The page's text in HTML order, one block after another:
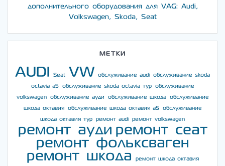
дополнительного оборудования для VAG: Audi,
Volkswagen, Skoda, Seat
МЕТКИ
AUDI Seat VW обслуживание audi
обслуживание skoda
octavia a5
обслуживание skoda octavia тур
обслуживание
volkswagen
обслуживание ауди обслуживание шкода
обслуживание
шкода октавия
обслуживание шкода октавия а5
обслуживание
шкода октавия тур
ремонт audi ремонт volkswagen
ремонт ауди ремонт сеат
ремонт фольксваген
ремонт шкода
ремонт шкода октавия